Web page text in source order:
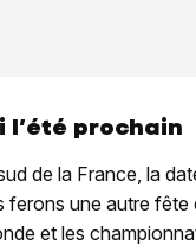
l’été prochain
de la France, la
ferons une autre fête
et les